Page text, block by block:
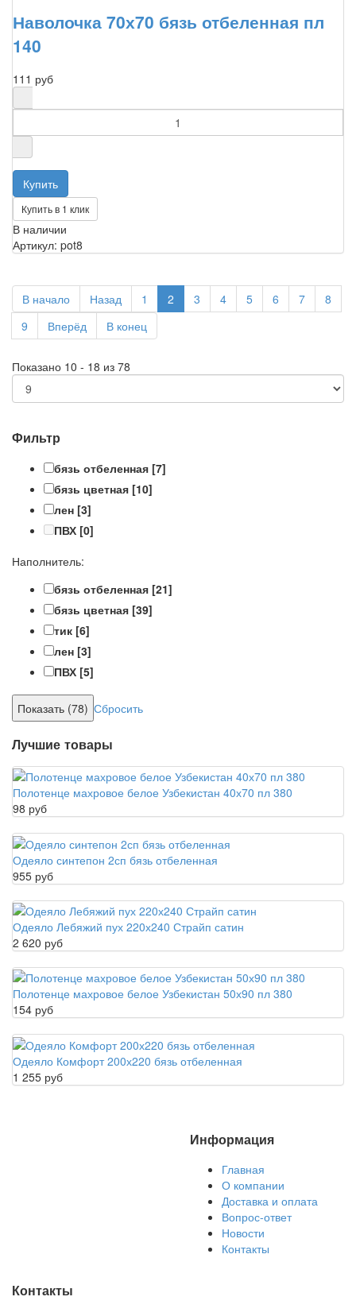
Наволочка 70х70 бязь отбеленная пл
140
111 руб
Купить в 1 клик
В наличии
Артикул: pot8
В начало Назад 1 2 3 4 5 6 7
8
9
Вперёд В конец
Показано 10 - 18 из 78
Фильтр
бязь отбеленная [7]
бязь цветная [10]
лен [3]
ПВХ [0]
Наполнитель:
бязь отбеленная [21]
бязь цветная [39]
тик [6]
лен [3]
ПВХ [5]
Сбросить
Лучшие товары
Полотенце махровое белое Узбекистан 40х70 пл 380
98 руб
Одеяло синтепон 2сп бязь отбеленная
955 руб
Одеяло Лебяжий пух 220х240 Страйп сатин
2 620 руб
Полотенце махровое белое Узбекистан 50х90 пл 380
154 руб
Одеяло Комфорт 200х220 бязь отбеленная
1 255 руб
Информация
Главная
О компании
Доставка и оплата
Вопрос-ответ
Новости
Контакты
Контакты